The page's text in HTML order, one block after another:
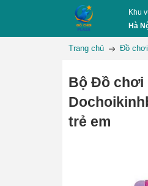
Khu
Hà
Trang chủ Đồ
Bộ Đồ chơi
trẻ em